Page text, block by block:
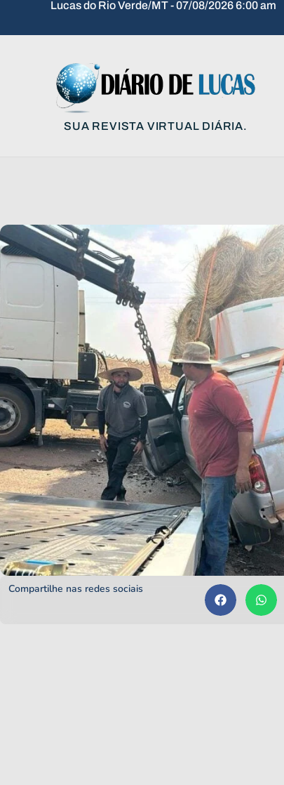
Lucas do Rio Verde/MT - 07/08/2026 6:00 am
SUA REVISTA VIRTUAL DIÁRIA.
Compartilhe nas redes sociais